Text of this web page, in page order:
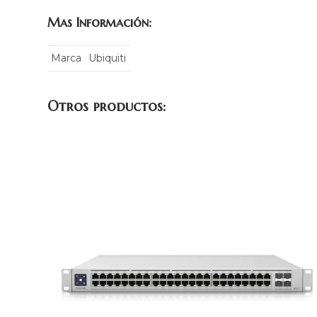
Mas Información:
Marca Ubiquiti
Otros productos: